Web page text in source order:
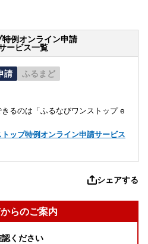
特例オンライン申請
ービス一覧
請
ふるまど
るのは「ふるなびワンストップ e
トップ特例オンライン申請サービス
シェアする
らのご案内
ください